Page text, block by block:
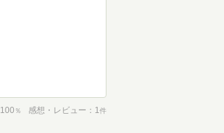
100 ％ 感想・レビュー 1件